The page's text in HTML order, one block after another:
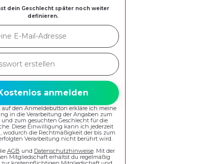
dein Geschlecht später noch weiter
definieren.
anmelden
auf den Anmeldebutton erkläre ich meine
in die Verarbeitung der Angaben zum
und zum gesuchten Geschlecht für die
Diese Einwilligung kann ich jederzeit
wodurch die Rechtmäßigkeit der bis zum
Verarbeitung nicht berührt wird.
AGB und Datenschutzhinweise. Mit der
Mitgliedschaft erhältst du regelmäßig